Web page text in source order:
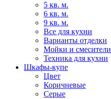
5 кв. м.
6 кв. м.
9 кв. м.
Все для кухни
Варианты отделки
Мойки и смесители
Техника для кухни
Шкафы-купе
Цвет
Коричневые
Серые